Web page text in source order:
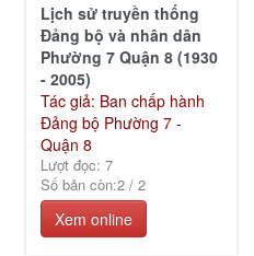
Lịch sử truyền thống
Đảng bộ và nhân dân
Phường 7 Quận 8 (1930
- 2005)
Tác giả: Ban chấp hành
Đảng bộ Phường 7 -
Quận 8
Lượt đọc: 7
Số bản còn:2/2
Xem online